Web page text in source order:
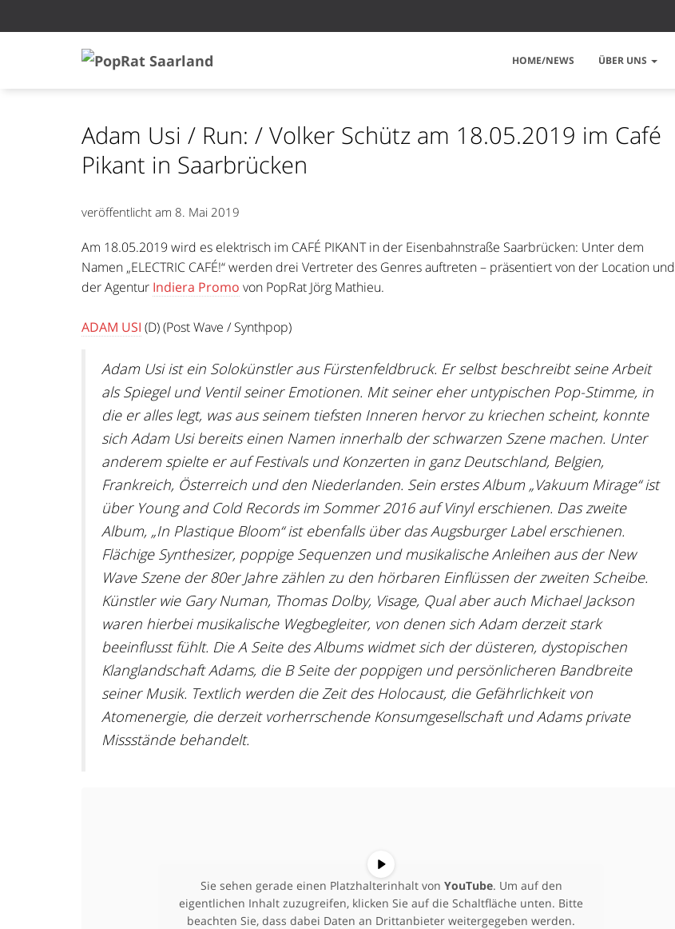
HOME/NEWS ÜBER UNS
Adam Usi / Run: / Volker Schütz am 18.05.2019 im Café
Pikant in Saarbrücken
veröffentlicht am 8. Mai 2019
Am 18.05.2019 wird es elektrisch im CAFÉ PIKANT in der Eisenbahnstraße Saarbrücken: Unter dem
Namen „ELECTRIC CAFÉ!“ werden drei Vertreter des Genres auftreten – präsentiert von der Location und
der Agentur Indiera Promo von PopRat Jörg Mathieu.
ADAM USI (D) (Post Wave / Synthpop)
Adam Usi ist ein Solokünstler aus Fürstenfeldbruck. Er selbst beschreibt seine Arbeit
als Spiegel und Ventil seiner Emotionen. Mit seiner eher untypischen Pop-Stimme, in
die er alles legt, was aus seinem tiefsten Inneren hervor zu kriechen scheint, konnte
sich Adam Usi bereits einen Namen innerhalb der schwarzen Szene machen. Unter
anderem spielte er auf Festivals und Konzerten in ganz Deutschland, Belgien,
Frankreich, Österreich und den Niederlanden. Sein erstes Album „Vakuum Mirage“ ist
über Young and Cold Records im Sommer 2016 auf Vinyl erschienen. Das zweite
Album, „In Plastique Bloom“ ist ebenfalls über das Augsburger Label erschienen.
Flächige Synthesizer, poppige Sequenzen und musikalische Anleihen aus der New
Wave Szene der 80er Jahre zählen zu den hörbaren Einflüssen der zweiten Scheibe.
Künstler wie Gary Numan, Thomas Dolby, Visage, Qual aber auch Michael Jackson
waren hierbei musikalische Wegbegleiter, von denen sich Adam derzeit stark
beeinflusst fühlt. Die A Seite des Albums widmet sich der düsteren, dystopischen
Klanglandschaft Adams, die B Seite der poppigen und persönlicheren Bandbreite
seiner Musik. Textlich werden die Zeit des Holocaust, die Gefährlichkeit von
Atomenergie, die derzeit vorherrschende Konsumgesellschaft und Adams private
Missstände behandelt.
Sie sehen gerade einen Platzhalterinhalt von YouTube. Um auf den
eigentlichen Inhalt zuzugreifen, klicken Sie auf die Schaltfläche unten. Bitte
beachten Sie, dass dabei Daten an Drittanbieter weitergegeben werden.